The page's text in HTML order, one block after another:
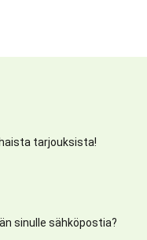
tarjouksista!
sinulle sähköpostia?